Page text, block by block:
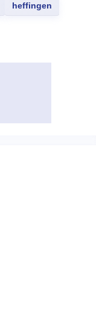
heffingen